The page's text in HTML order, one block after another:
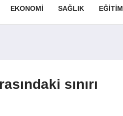
EKONOMI SAĞLIK EĞITIM
sınırı